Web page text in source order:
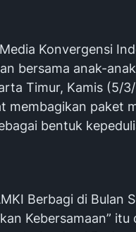
Konvergensi
bersama anak-
Timur, Kamis (5/
membagikan paket
bentuk
Berbagi di Bulan
Kebersamaan”